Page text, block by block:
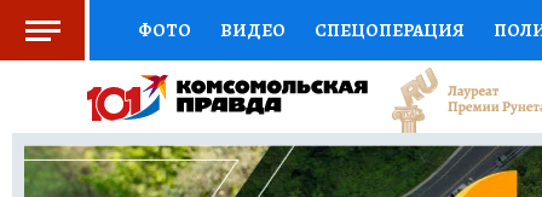
ФОТО ВИДЕО СПЕЦОПЕРАЦИЯ
СОЦПОДДЕРЖКА НАУКА СПОРТ
ВЫБОР ЭКСПЕРТОВ ДОКТОР